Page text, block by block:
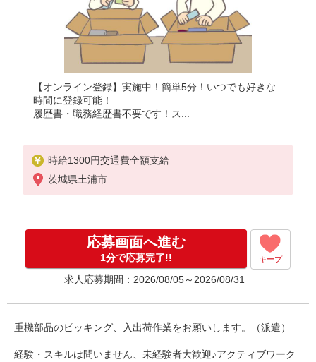
【オンライン登録】実施中！簡単5分！いつでも好きな
時間に登録可能！
履歴書・職務経歴書不要です！ス...
時給1300円交通費全額支給
茨城県土浦市
応募画面へ進む
1分で応募完了!! キープ
求人応募期間：2026/08/05～2026/08/31
重機部品のピッキング、入出荷作業をお願いします。（派遣）
経験・スキルは問いません、未経験者大歓迎♪アクティブワーク